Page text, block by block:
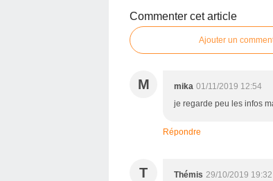
Commenter cet article
Ajouter un
M mika 01/11/2019 12:54
je regarde peu les infos
Répondre
T Thémis 29/10/2019 19:32